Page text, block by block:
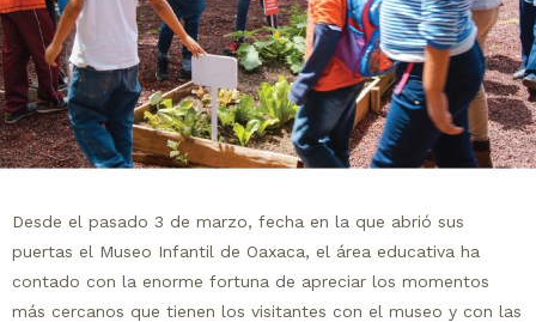
Desde el pasado 3 de marzo, fecha en la que abrió sus
puertas el Museo Infantil de Oaxaca, el área educativa ha
contado con la enorme fortuna de apreciar los momentos
más cercanos que tienen los visitantes con el museo y con las